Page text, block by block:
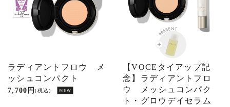
ラディアントフロウ メ
ッシュコンパクト
(税込)
7,700 円
【VOCEタイアップ記
念】ラディアントフロ
ウ メッシュコンパク
ト・グロウデイセラム